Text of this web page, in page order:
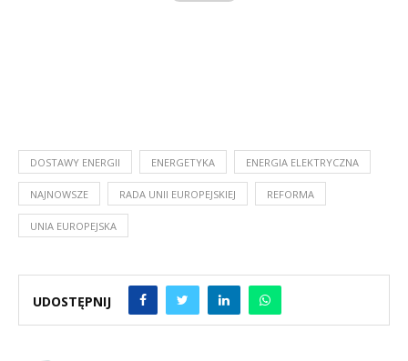
DOSTAWY ENERGII ENERGETYKA ENERGIA ELEKTRYCZNA
NAJNOWSZE RADA UNII EUROPEJSKIEJ REFORMA
UNIA EUROPEJSKA
UDOSTĘPNIJ